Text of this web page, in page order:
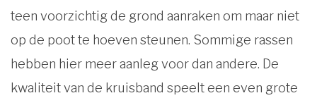
teen voorzichtig de grond aanraken om maar niet
op de poot te hoeven steunen. Sommige rassen
hebben hier meer aanleg voor dan andere. De
kwaliteit van de kruisband speelt een even grote